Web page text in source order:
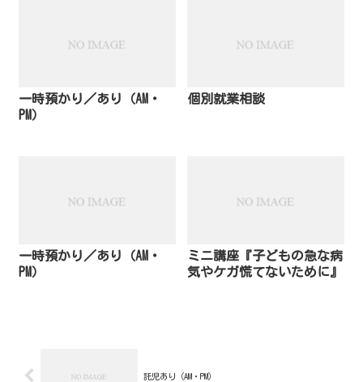
一時預かり／あり（AM・
PM）
個別就業相談
一時預かり／あり（AM・
PM）
ミニ講座『子どもの急な病
気やケガ慌てないために』
託児あり（AM・PM）